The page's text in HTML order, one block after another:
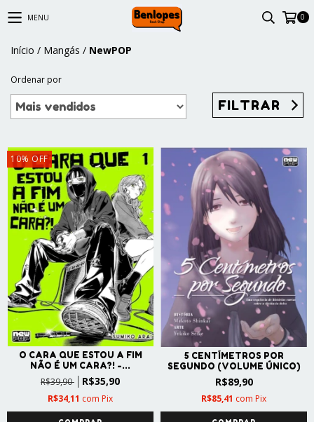
MENU 0
Início / Mangás / NewPOP
Ordenar por
FILTRAR
10% OFF
O CARA QUE ESTOU A FIM
NÃO É UM CARA?! -...
R$39,90 R$35,90
R$34,11 com Pix
5 CENTÍMETROS POR
SEGUNDO (VOLUME ÚNICO)
R$89,90
R$85,41 com Pix